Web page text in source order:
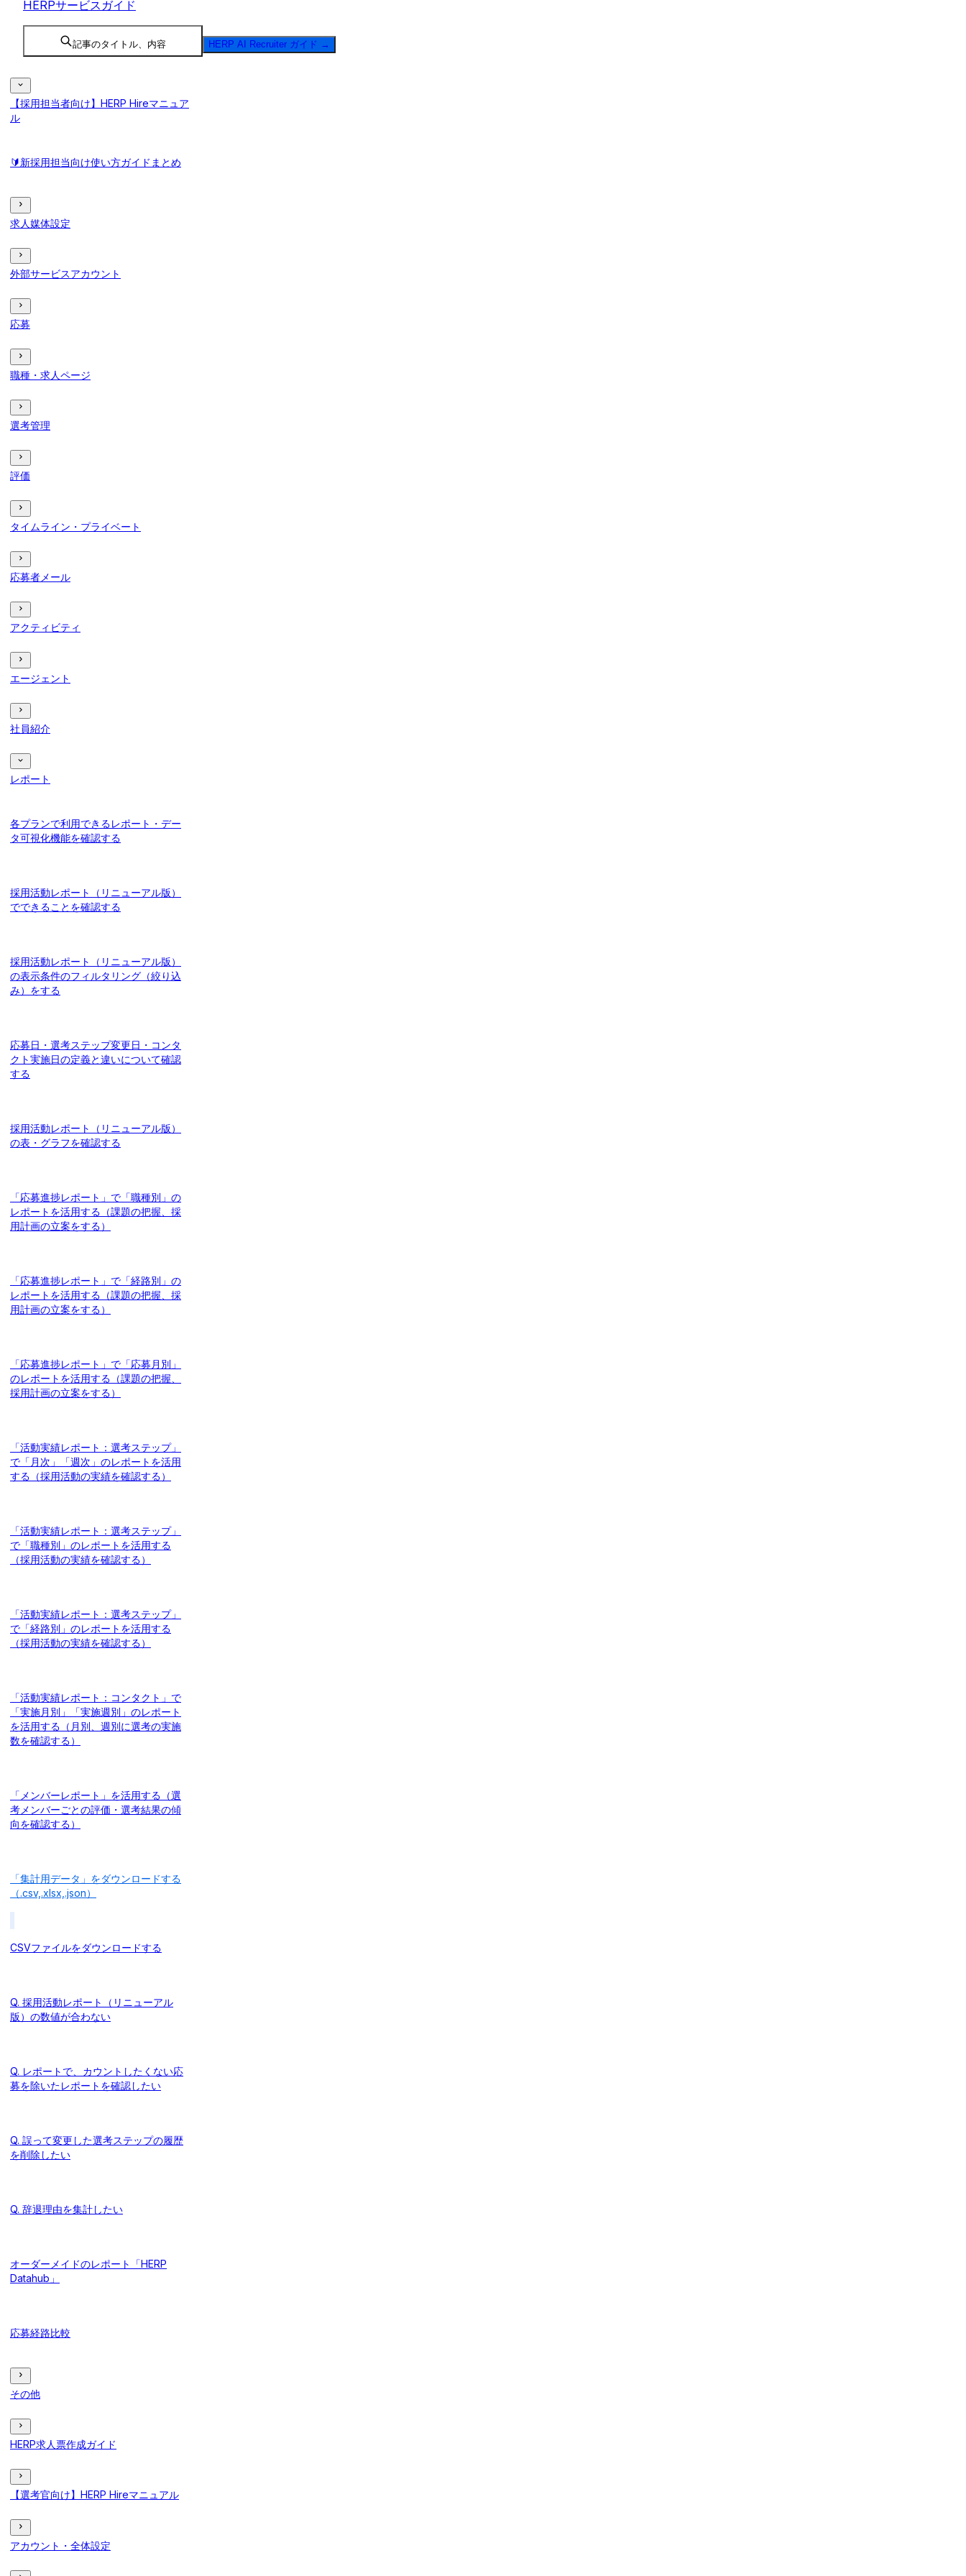
HERPサービスガイド
記事のタイトル、内容 HERP AI Recruiter ガイド →
【採用担当者向け】HERP Hireマニュア
ル
🔰新採用担当向け使い方ガイドまとめ
求人媒体設定
外部サービスアカウント
応募
職種・求人ページ
選考管理
評価
タイムライン・プライベート
応募者メール
アクティビティ
エージェント
社員紹介
レポート
各プランで利用できるレポート・デー
タ可視化機能を確認する
採用活動レポート（リニューアル版）
でできることを確認する
採用活動レポート（リニューアル版）
の表示条件のフィルタリング（絞り込
み）をする
応募日・選考ステップ変更日・コンタ
クト実施日の定義と違いについて確認
する
採用活動レポート（リニューアル版）
の表・グラフを確認する
「応募進捗レポート」で「職種別」の
レポートを活用する（課題の把握、採
用計画の立案をする）
「応募進捗レポート」で「経路別」の
レポートを活用する（課題の把握、採
用計画の立案をする）
「応募進捗レポート」で「応募月別」
のレポートを活用する（課題の把握、
採用計画の立案をする）
「活動実績レポート：選考ステップ」
で「月次」「週次」のレポートを活用
する（採用活動の実績を確認する）
「活動実績レポート：選考ステップ」
で「職種別」のレポートを活用する
（採用活動の実績を確認する）
「活動実績レポート：選考ステップ」
で「経路別」のレポートを活用する
（採用活動の実績を確認する）
「活動実績レポート：コンタクト」で
「実施月別」「実施週別」のレポート
を活用する（月別、週別に選考の実施
数を確認する）
「メンバーレポート」を活用する（選
考メンバーごとの評価・選考結果の傾
向を確認する）
「集計用データ」をダウンロードする
（.csv,.xlsx,.json）
CSVファイルをダウンロードする
Q. 採用活動レポート（リニューアル
版）の数値が合わない
Q. レポートで、カウントしたくない応
募を除いたレポートを確認したい
Q. 誤って変更した選考ステップの履歴
を削除したい
Q. 辞退理由を集計したい
オーダーメイドのレポート「HERP
Datahub」
応募経路比較
その他
HERP求人票作成ガイド
【選考官向け】HERP Hireマニュアル
アカウント・全体設定